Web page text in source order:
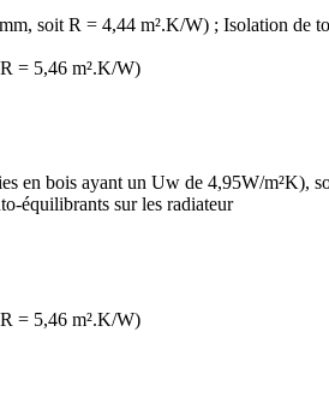
soit R = 4,44 m².K/W) ; Isolation de
= 5,46 m².K/W)
en bois ayant un Uw de 4,95W/m²K),
équilibrants sur les radiateur
= 5,46 m².K/W)